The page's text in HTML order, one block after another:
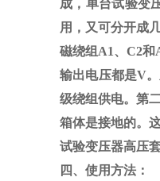
成，单台试验变
用，又可分开成
磁绕组 A1、C2和
输出电压都是V
级绕组供电。第
箱体是接地的。
试验变压器高压
四、使用方法：